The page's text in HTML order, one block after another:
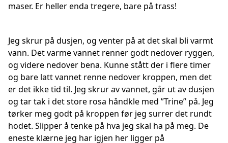
maser. Er heller enda tregere, bare på trass!
Jeg skrur på dusjen, og venter på at det skal bli varmt
vann. Det varme vannet renner godt nedover ryggen,
og videre nedover bena. Kunne stått der i flere timer
og bare latt vannet renne nedover kroppen, men det
er det ikke tid til. Jeg skrur av vannet, går ut av dusjen
og tar tak i det store rosa håndkle med ”Trine” på. Jeg
tørker meg godt på kroppen før jeg surrer det rundt
hodet. Slipper å tenke på hva jeg skal ha på meg. De
eneste klærne jeg har igjen her ligger på